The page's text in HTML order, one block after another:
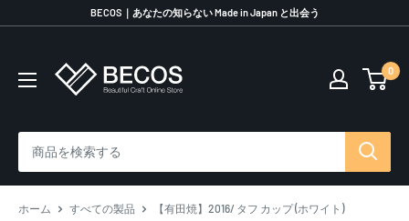
ッ
BECOS｜あなたの知らない Made in Japan と出会う
伝
品
ら
0
ホーム すべての製品 【有田焼】2016/ タフ カップ (ホワイト)